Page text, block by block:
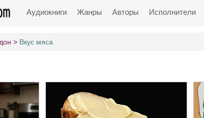
Аудиокниги Жанры Авторы Исполнители
Вкус мяса